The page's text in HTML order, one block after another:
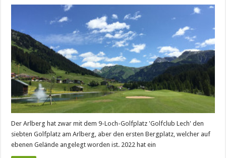
Der Arlberg hat zwar mit dem 9-Loch-Golfplatz 'Golfclub Lech' den
siebten Golfplatz am Arlberg, aber den ersten Bergplatz, welcher auf
ebenen Gelände angelegt worden ist. 2022 hat ein